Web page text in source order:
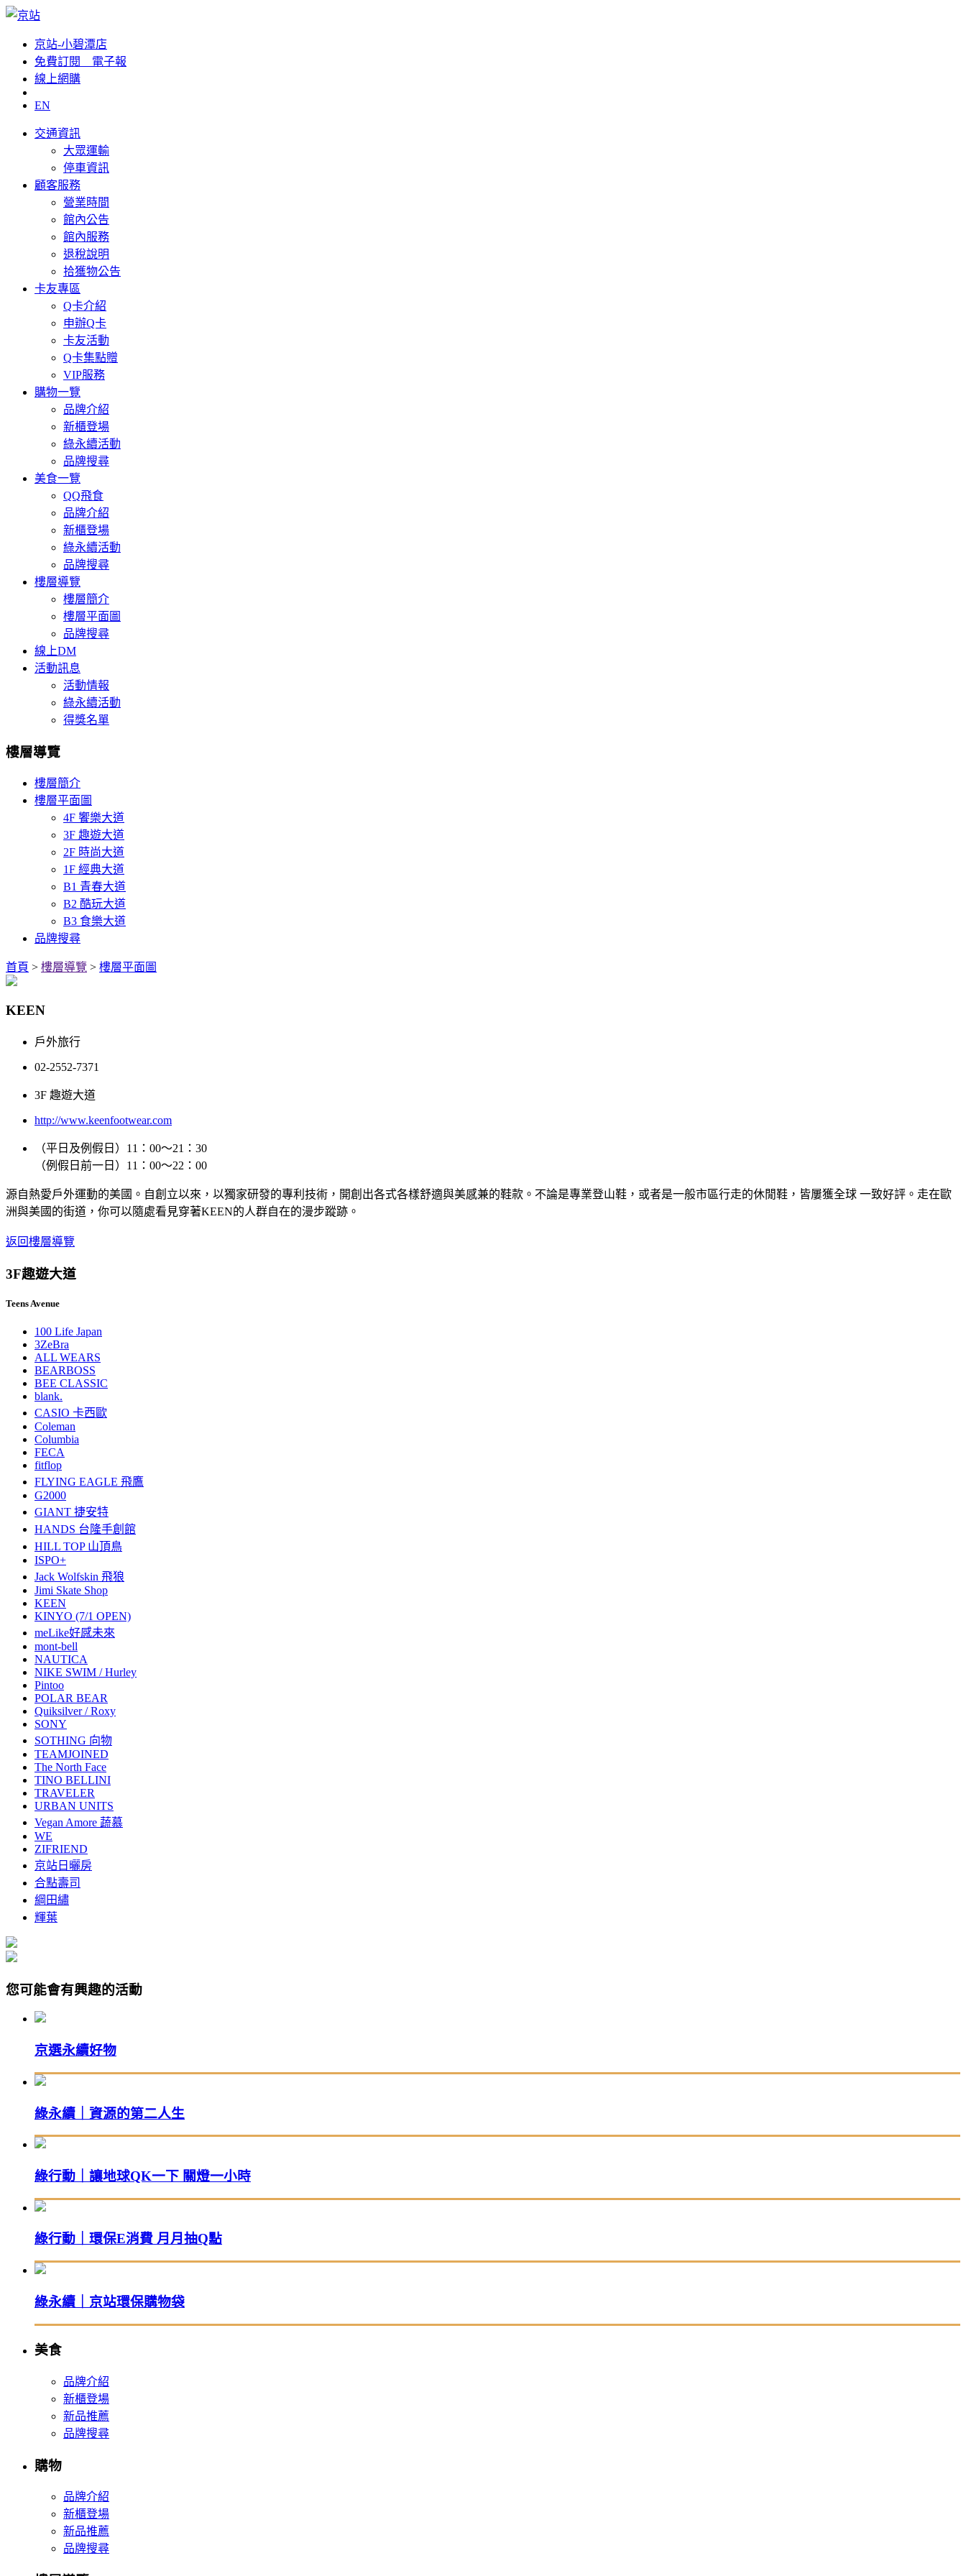
京站-小碧潭店
免費訂閱__電子報
線上網購
EN
交通資訊
大眾運輸
停車資訊
顧客服務
營業時間
館內公告
館內服務
退稅說明
拾獲物公告
卡友專區
Q卡介紹
申辦Q卡
卡友活動
Q卡集點贈
VIP服務
購物一覽
品牌介紹
新櫃登場
綠永續活動
品牌搜尋
美食一覽
QQ飛食
品牌介紹
新櫃登場
綠永續活動
品牌搜尋
樓層導覽
樓層簡介
樓層平面圖
品牌搜尋
線上DM
活動訊息
活動情報
綠永續活動
得獎名單
樓層導覽
樓層簡介
樓層平面圖
4F 饗樂大道
3F 趣遊大道
2F 時尚大道
1F 經典大道
B1 青春大道
B2 酷玩大道
B3 食樂大道
品牌搜尋
首頁 > 樓層導覽 > 樓層平面圖
KEEN
戶外旅行
02-2552-7371
3F 趣遊大道
http://www.keenfootwear.com
（平日及例假日）11：00～21：30
（例假日前一日）11：00～22：00
源自熱愛戶外運動的美國。自創立以來，以獨家研發的專利技術，開創出各式各樣舒適與美感兼的鞋款。不論是專業登山鞋，或者是一般市區行走的休閒鞋，皆屢獲全球 一致好評。走在歐
洲與美國的街道，你可以隨處看見穿著KEEN的人群自在的漫步蹤跡。
返回樓層導覽
3F趣遊大道
Teens Avenue
100 Life Japan
3ZeBra
ALL WEARS
BEARBOSS
BEE CLASSIC
blank.
CASIO 卡西歐
Coleman
Columbia
FECA
fitflop
FLYING EAGLE 飛鷹
G2000
GIANT 捷安特
HANDS 台隆手創館
HILL TOP 山頂鳥
ISPO+
Jack Wolfskin 飛狼
Jimi Skate Shop
KEEN
KINYO (7/1 OPEN)
meLike好感未來
mont-bell
NAUTICA
NIKE SWIM / Hurley
Pintoo
POLAR BEAR
Quiksilver / Roxy
SONY
SOTHING 向物
TEAMJOINED
The North Face
TINO BELLINI
TRAVELER
URBAN UNITS
Vegan Amore 蔬慕
WE
ZIFRIEND
京站日曬房
合點壽司
綱田繡
輝葉
您可能會有興趣的活動
京選永續好物
綠永續｜資源的第二人生
綠行動｜讓地球QK一下 關燈一小時
綠行動｜環保E消費 月月抽Q點
綠永續｜京站環保購物袋
美食
品牌介紹
新櫃登場
新品推薦
品牌搜尋
購物
品牌介紹
新櫃登場
新品推薦
品牌搜尋